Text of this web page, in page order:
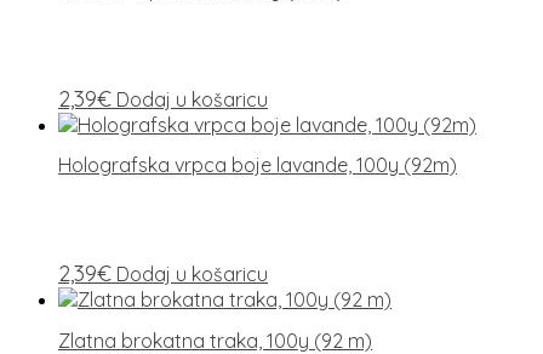
2,39€ Dodaj u košaricu
Holografska vrpca boje lavande, 100y (92m)
2,39€ Dodaj u košaricu
Zlatna brokatna traka, 100y (92 m)